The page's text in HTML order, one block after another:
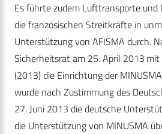
Es führte zudem Lufttransporte
die französischen Streitkräfte in
Unterstützung von AFISMA durch.
Sicherheitsrat am 25. April 2013
(2013) die Einrichtung der
wurde nach Zustimmung des
27. Juni 2013 die deutsche
die Unterstützung von MINUSMA